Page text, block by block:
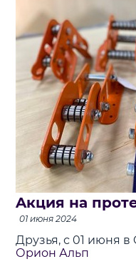
Aкция на
01 июня 2024
Друзья, с 01 июня в
Орион Альп